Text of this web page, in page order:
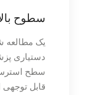
سطوح
دستیاری
سطح استرس
قابل توجهی